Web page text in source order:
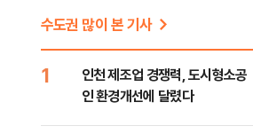
수도권 많이 본 기사
1
인천 제조업 경쟁력, 도시형소공
인 환경개선에 달렸다